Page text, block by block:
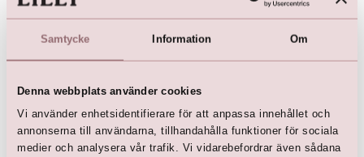
Samtycke Information Om
Denna webbplats använder cookies
Vi använder enhetsidentifierare för att anpassa innehållet och
annonserna till användarna, tillhandahålla funktioner för sociala
medier och analysera vår trafik. Vi vidarebefordrar även sådana
Vi rekommenderar också: